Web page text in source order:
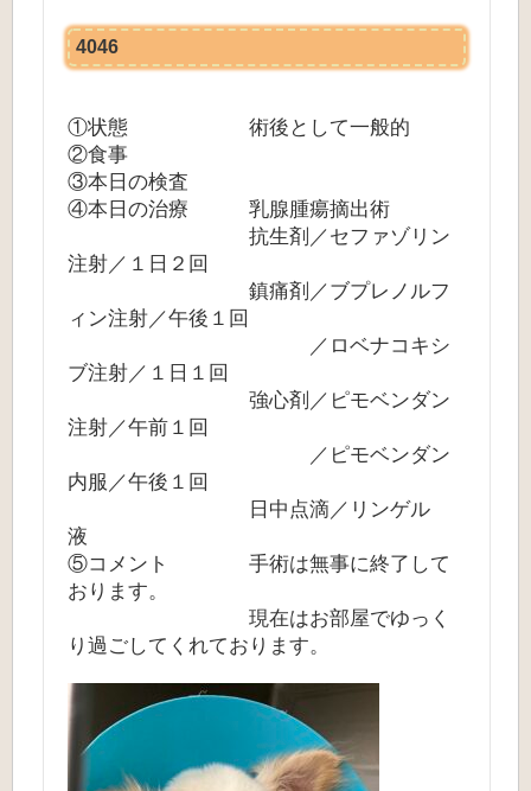
4046
①状態 術後として一般的
②食事
③本日の検査
④本日の治療 乳腺腫瘍摘出術
抗生剤／セファゾリン
注射／１日２回
鎮痛剤／ブプレノルフ
ィン注射／午後１回
／ロベナコキシ
ブ注射／１日１回
強心剤／ピモベンダン
注射／午前１回
／ピモベンダン
内服／午後１回
日中点滴／リンゲル
液
⑤コメント 手術は無事に終了して
おります。
現在はお部屋でゆっく
り過ごしてくれております。